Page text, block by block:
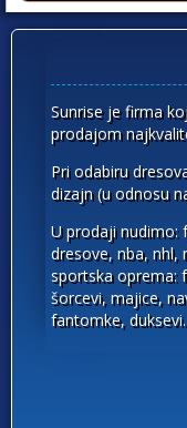
Sunrise je firma
prodajom
Pri odabiru
dizajn (u odnosu
U prodaji nudimo:
dresove, nba, nhl,
sportska oprema:
šorcevi, majice,
fantomke, duksevi.